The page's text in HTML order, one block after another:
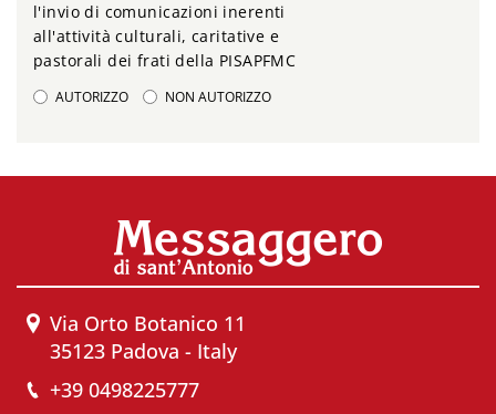
l'invio di comunicazioni inerenti
all'attività culturali, caritative e
pastorali dei frati della PISAPFMC
AUTORIZZO NON AUTORIZZO
Via Orto Botanico 11
35123 Padova - Italy
+39 0498225777